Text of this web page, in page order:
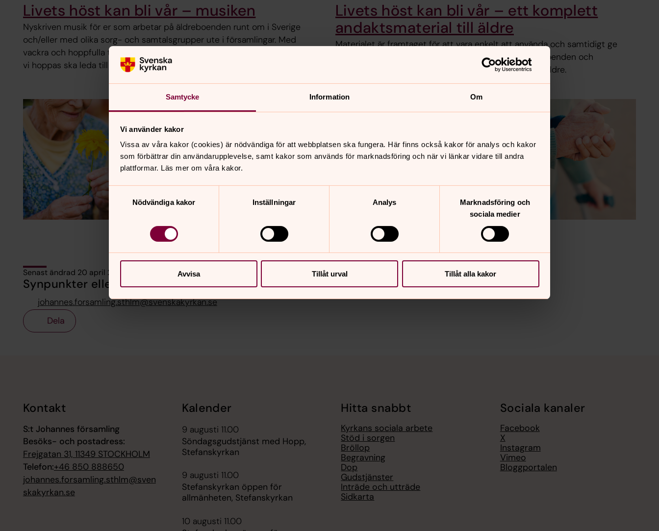
Samtycke Information Om
Vi använder kakor
Vissa av våra kakor (cookies) är nödvändiga för att webbplatsen ska fungera. Här finns också kakor för analys och kakor
som förbättrar din användarupplevelse, samt kakor som används för marknadsföring och när vi länkar vidare till andra
plattformar. Läs mer om våra kakor.
Samtyckesval
Nödvändiga kakor
Inställningar Analys
Marknadsföring och
sociala medier
Avvisa Tillåt urval Tillåt alla kakor
Livets höst kan bli vår – musiken
Nyskriven musik för er som arbetar på äldreboenden runt om i Sverige
och/eller med olika sorg- och samtalsgrupper ute i församlingar. Med
vackra och hoppfulla texter tar vi upp ett stort och ibland svårt ämne som
vi hoppas ska leda till både fördjupade samtal och tröst.
Livets höst kan bli vår – ett komplett
andaktsmaterial till äldre
Materialet är framtaget för att vara enkelt att använda och samtidigt ge
möjlighet till fördjupning. Det passar lika väl på äldreboenden och
serviceboenden som i församlingens verksamhet för äldre.
Senast ändrad 20 april 2026
Synpunkter eller frågor på sidans innehåll?
johannes.forsamling.sthlm@svenskakyrkan.se
Dela
Kontakt
S:t Johannes församling
Besöks- och postadress:
Frejgatan 31, 11349 STOCKHOLM
Telefon:+46 850 888650
johannes.forsamling.sthlm@sven
skakyrkan.se
Kalender
9 augusti 11.00
Söndagsgudstjänst med Hopp,
Stefanskyrkan
9 augusti 11.00
Stefanskyrkan öppen för
allmänheten, Stefanskyrkan
10 augusti 11.00
Hitta snabbt
Kyrkans sociala arbete
Stöd i sorgen
Bröllop
Begravning
Dop
Gudstjänster
Inträde och utträde
Sidkarta
Sociala kanaler
Facebook
X
Instagram
Vimeo
Bloggportalen